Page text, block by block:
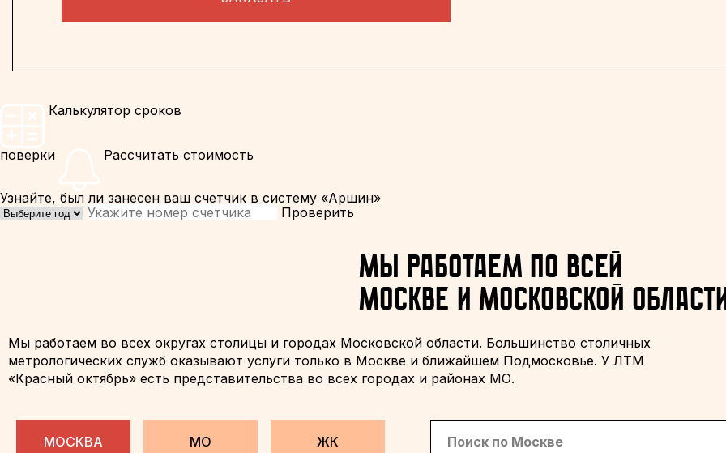
Калькулятор сроков
поверки Рассчитать стоимость
Узнайте, был ли занесен ваш счетчик в систему «Аршин»
Проверить
Мы работаем по всей
Москве и Московской
Мы работаем во всех округах столицы и городах Московской области. Большинство столичных
метрологических служб оказывают услуги только в Москве и ближайшем Подмосковье. У ЛТМ
«Красный октябрь» есть представительства во всех городах и районах МО.
МОСКВА МО ЖК